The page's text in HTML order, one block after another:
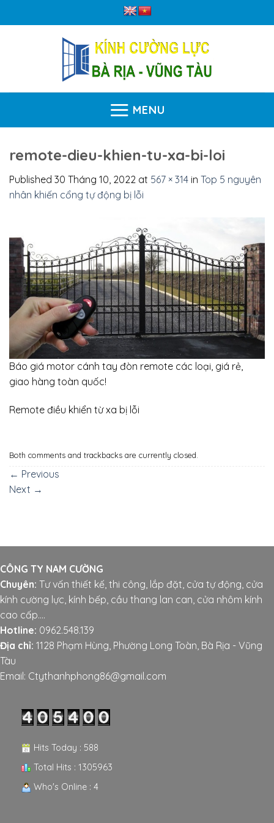
to
MENU
remote-dieu-khien-tu-xa-bi-loi
Published 30 Tháng 10, 2022 at 567 × 314 in Top 5 nguyên
nhân khiến cổng tự động bị lỗi
Báo giá motor cánh tay đòn remote các loại, giá rẻ,
giao hàng toàn quốc!
Remote điều khiển từ xa bị lỗi
Both comments and trackbacks are currently closed.
← Previous
Next →
CÔNG TY NAM CƯỜNG
Chuyên: Tư vấn thiết kế, thi công, lắp đặt, cửa tự động, cửa
kính cường lực, kính bếp, cầu thang lan can, cửa nhôm kính
cao cấp....
Hotline: 0962.548.139
Địa chỉ: 1128 Phạm Hùng, Phường Long Toàn, Bà Rịa - Vũng
Tàu
Email: Ctythanhphong86@gmail.com
Hits Today : 588
Total Hits : 1305963
Who's Online : 4